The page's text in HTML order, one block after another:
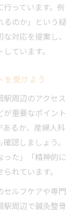
っています。例
るのか」という疑
対応を提案し、
ています。
受けよう
周辺のアクセス
重要なポイント
るか、産婦人科
認しましょう。
た」「精神的に
れています。
セルフケアや専門
周辺で鍼灸整骨